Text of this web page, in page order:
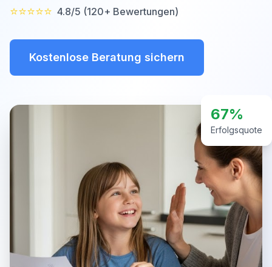
⭐⭐⭐⭐⭐ 4.8/5 (120+ Bewertungen)
Kostenlose Beratung sichern
67%
Erfolgsquote